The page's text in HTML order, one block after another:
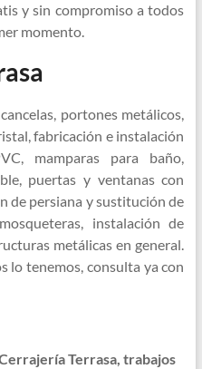
y sin compromiso a todos
momento.
portones metálicos,
fabricación e instalación
mamparas para baño,
puertas y ventanas con
de persiana y sustitución de
instalación de
metálicas en general.
lo tenemos, consulta ya con
Terrasa, trabajos